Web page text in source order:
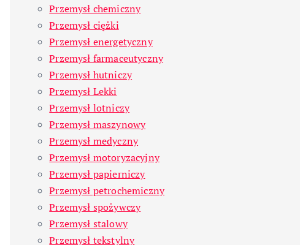
Przemysł chemiczny
Przemysł ciężki
Przemysł energetyczny
Przemysł farmaceutyczny
Przemysł hutniczy
Przemysł Lekki
Przemysł lotniczy
Przemysł maszynowy
Przemysł medyczny
Przemysł motoryzacyjny
Przemysł papierniczy
Przemysł petrochemiczny
Przemysł spożywczy
Przemysł stalowy
Przemysł tekstylny